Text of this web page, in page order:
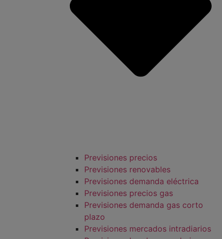
Previsiones precios
Previsiones renovables
Previsiones demanda eléctrica
Previsiones precios gas
Previsiones demanda gas corto
plazo
Previsiones mercados intradiarios